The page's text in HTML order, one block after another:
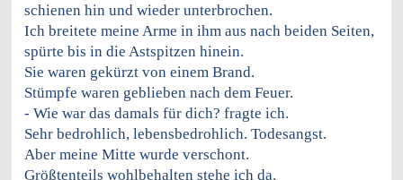
schienen hin und wieder unterbrochen.
Ich breitete meine Arme in ihm aus nach beiden Seiten,
spürte bis in die Astspitzen hinein.
Sie waren gekürzt von einem Brand.
Stümpfe waren geblieben nach dem Feuer.
- Wie war das damals für dich? fragte ich.
Sehr bedrohlich, lebensbedrohlich. Todesangst.
Aber meine Mitte wurde verschont.
Größtenteils wohlbehalten stehe ich da.